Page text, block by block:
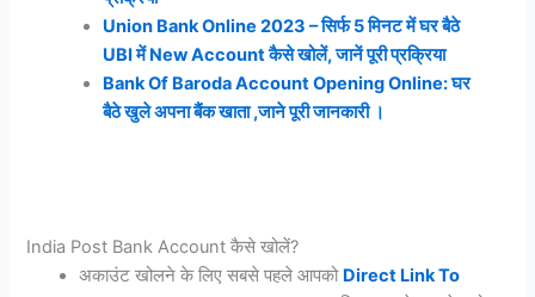
Union Bank Online 2023 – सिर्फ 5 मिनट में घर बैठे
UBI में New Account कैसे खोलें, जानें पूरी प्रक्रिया
Bank Of Baroda Account Opening Online: घर
बैठे खुले अपना बैंक खाता ,जाने पूरी जानकारी ।
India Post Bank Account कैसे खोलें?
अकाउंट खोलने के लिए सबसे पहले आपको Direct Link To